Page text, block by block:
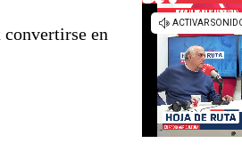
convertirse en